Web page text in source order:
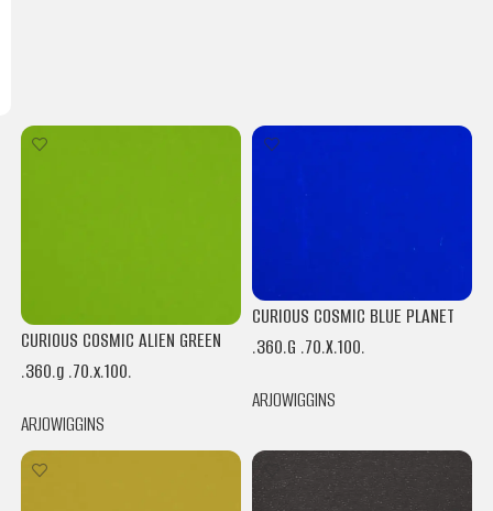
CURIOUS COSMIC ALIEN GREEN
.360.g .70.x.100.
ARJOWIGGINS
CURIOUS COSMIC BLUE PLANET
.360.G .70.X.100.
ARJOWIGGINS